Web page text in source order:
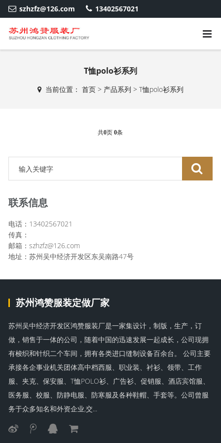
szhzfz@126.com 13402567021
T恤polo衫系列
当前位置： 首页> 产品系列 > T恤polo衫系列
共0页0条
联系信息
电话：13402567021
传真：
邮箱：szhzfz@126.com
地址：苏州吴中经济开发区东吴南路47号
苏州鸿赞服装定做厂家
苏州吴中经济开发区鸿赞服装厂是一家集设计，制版，生产，订
做，销售于一体的公司，随着中国的迅速发展一起成长，公司现拥
有梭织和针织二个车间，拥有各类进口缝制设备百余台。 公司主要
承接各企事业机关团体高中档西服、职业装、衬衫、领带、工作
服、夹克、保安服、T恤POLO衫、广告衫、促销服、酒店宾馆服、
医务服、校服、防静电服、防寒服及各种鞋帽、手套等。公司曾服
务于众多知名和外资企业,交...